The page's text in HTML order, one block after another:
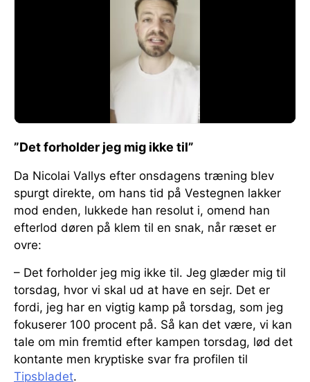
”Det forholder jeg mig ikke til”
Da Nicolai Vallys efter onsdagens træning blev
spurgt direkte, om hans tid på Vestegnen lakker
mod enden, lukkede han resolut i, omend han
efterlod døren på klem til en snak, når ræset er
ovre:
– Det forholder jeg mig ikke til. Jeg glæder mig til
torsdag, hvor vi skal ud at have en sejr. Det er
fordi, jeg har en vigtig kamp på torsdag, som jeg
fokuserer 100 procent på. Så kan det være, vi kan
tale om min fremtid efter kampen torsdag, lød det
kontante men kryptiske svar fra profilen til
Tipsbladet.